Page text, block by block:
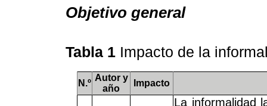
Objetivo general
Tabla 1 Impacto de la
N.º
Autor y
año
Impacto
La informalidad